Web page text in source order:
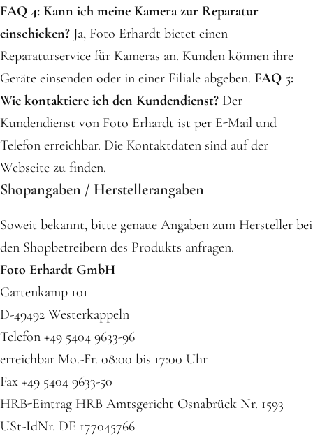
FAQ 4: Kann ich meine Kamera zur Reparatur
einschicken? Ja, Foto Erhardt bietet einen
Reparaturservice für Kameras an. Kunden können ihre
Geräte einsenden oder in einer Filiale abgeben. FAQ 5:
Wie kontaktiere ich den Kundendienst? Der
Kundendienst von Foto Erhardt ist per E-Mail und
Telefon erreichbar. Die Kontaktdaten sind auf der
Webseite zu finden.
Shopangaben / Herstellerangaben
Soweit bekannt, bitte genaue Angaben zum Hersteller bei
den Shopbetreibern des Produkts anfragen.
Foto Erhardt GmbH
Gartenkamp 101
D-49492 Westerkappeln
Telefon +49 5404 9633-96
erreichbar Mo.-Fr. 08:00 bis 17:00 Uhr
Fax +49 5404 9633-50
HRB-Eintrag HRB Amtsgericht Osnabrück Nr. 1593
USt-IdNr. DE 177045766